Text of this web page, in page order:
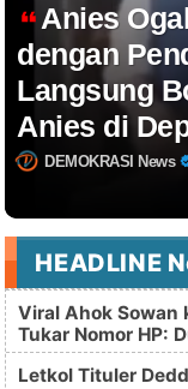
Anies
dengan
Langsung
Anies di
DEMOKRASI News
HEADLINE
Viral Ahok Sowan
Tukar Nomor HP:
Letkol Tituler